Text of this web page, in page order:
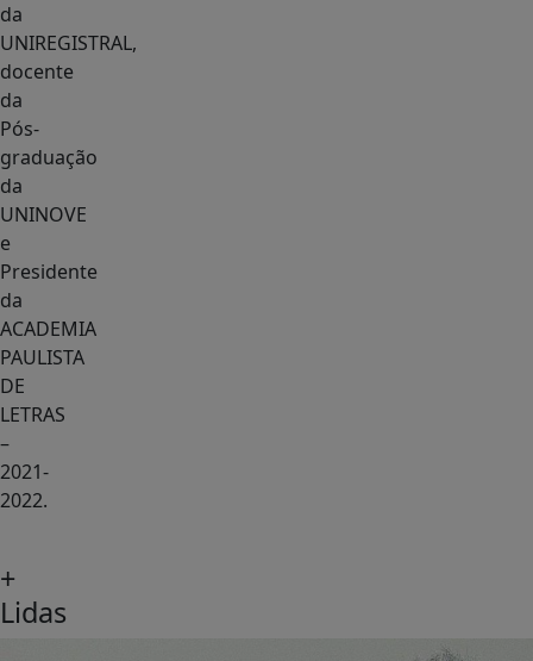
da
UNIREGISTRAL,
docente
da
Pós-
graduação
da
UNINOVE
e
Presidente
da
ACADEMIA
PAULISTA
DE
LETRAS
–
2021-
2022.
+
Lidas